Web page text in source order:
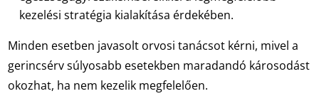
kezelési stratégia kialakítása érdekében.
Minden esetben javasolt orvosi tanácsot kérni, mivel a
gerincsérv súlyosabb esetekben maradandó károsodást
okozhat, ha nem kezelik megfelelően.